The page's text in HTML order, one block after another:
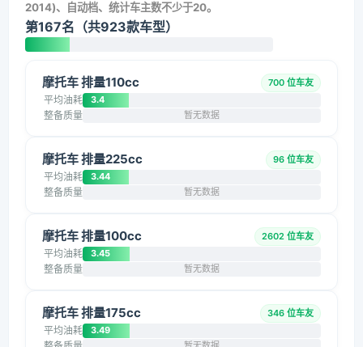
2014)、自动档、统计车主数不少于20。
第167名（共923款车型）
摩托车 排量110cc 700 位车友
平均油耗 3.4
整备质量 暂无数据
摩托车 排量225cc 96 位车友
平均油耗 3.44
整备质量 暂无数据
摩托车 排量100cc 2602 位车友
平均油耗 3.45
整备质量 暂无数据
摩托车 排量175cc 346 位车友
平均油耗 3.49